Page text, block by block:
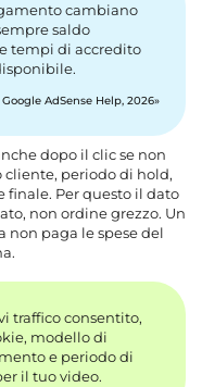
cambiano
saldo
tempi di accredito
AdSense Help, 2026
dopo il clic se non
cliente, periodo di hold,
Per questo il dato
non ordine grezzo. Un
non paga le spese del
traffico consentito,
modello di
e periodo di
il tuo video.